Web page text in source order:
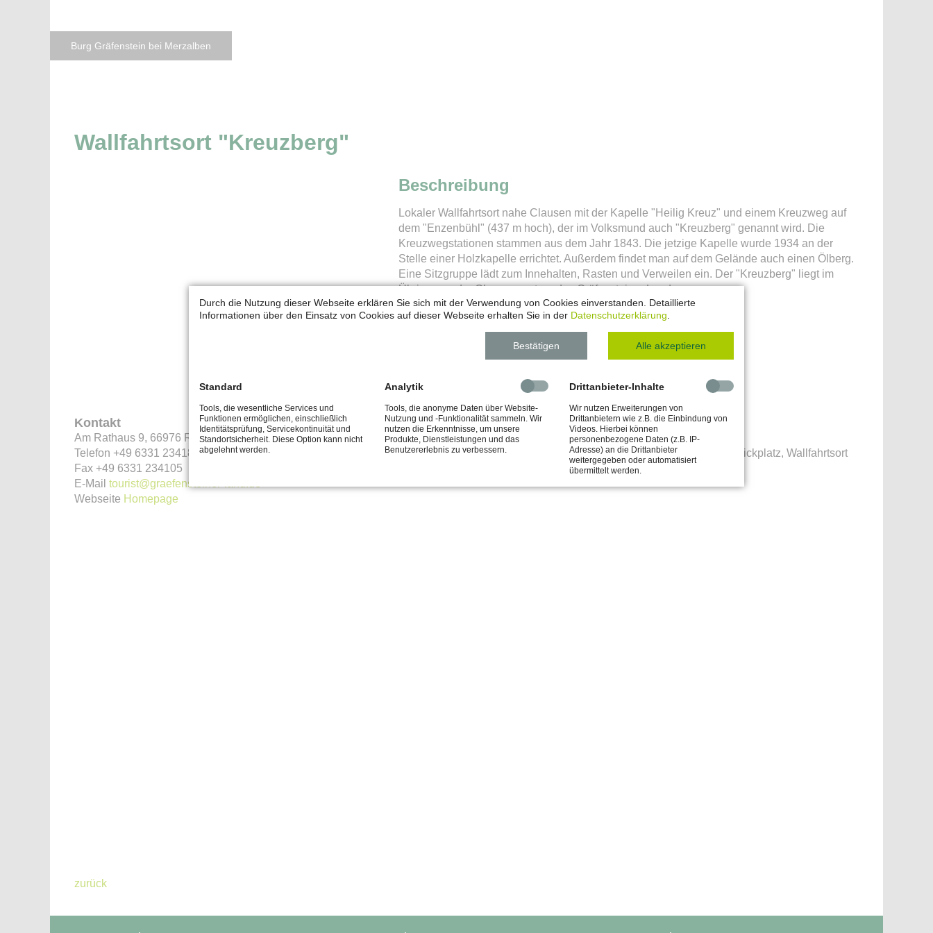
Burg Gräfenstein bei Merzalben
Wallfahrtsort "Kreuzberg"
Beschreibung
Lokaler Wallfahrtsort nahe Clausen mit der Kapelle "Heilig Kreuz" und einem Kreuzweg auf
dem "Enzenbühl" (437 m hoch), der im Volksmund auch "Kreuzberg" genannt wird. Die
Kreuzwegstationen stammen aus dem Jahr 1843. Die jetzige Kapelle wurde 1934 an der
Stelle einer Holzkapelle errichtet. Außerdem findet man auf dem Gelände auch einen Ölberg.
Eine Sitzgruppe lädt zum Innehalten, Rasten und Verweilen ein. Der "Kreuzberg" liegt im
Übrigen an der Clausenseetour des Gräfensteiner Landes.
Gräfensteiner Land Tourismus
Verbandsgemeinde Rodalben
Reiseführerseite Clausen
Reiseführerseite Gräfensteiner Land
Ganzjährig frei zugänglich!
Kontakt
Am Rathaus 9, 66976 Rodalben
Telefon +49 6331 234180
Fax +49 6331 234105
E-Mail tourist@graefensteiner-land.de
Webseite Homepage
Allgemeine Informationen
Kultur, Portal SWP, Wandern
Ausflug, Ausflugstipps, Geistlich, Historisch, Kapelle, Kreuzweg, Picknickplatz, Wallfahrtsort
zurück
Durch die Nutzung dieser Webseite erklären Sie sich mit der Verwendung von Cookies einverstanden. Detaillierte
Informationen über den Einsatz von Cookies auf dieser Webseite erhalten Sie in der Datenschutzerklärung
Bestätigen Alle akzeptieren
Standard
Tools, die wesentliche Services und
Funktionen ermöglichen, einschließlich
Identitätsprüfung, Servicekontinuität und
Standortsicherheit. Diese Option kann nicht
abgelehnt werden.
Analytik
Tools, die anonyme Daten über Website-
Nutzung und -Funktionalität sammeln. Wir
nutzen die Erkenntnisse, um unsere
Produkte, Dienstleistungen und das
Benutzererlebnis zu verbessern.
Drittanbieter-Inhalte
Wir nutzen Erweiterungen von
Drittanbietern wie z.B. die Einbindung von
Videos. Hierbei können
personenbezogene Daten (z.B. IP-
Adresse) an die Drittanbieter
weitergegeben oder automatisiert
übermittelt werden.